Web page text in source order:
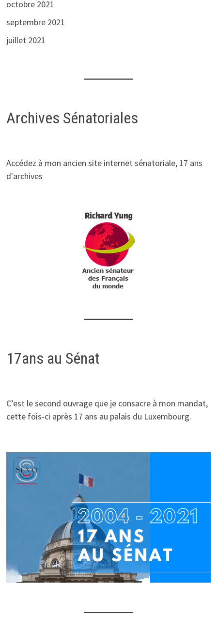
octobre 2021
septembre 2021
juillet 2021
Archives Sénatoriales
Accédez à mon ancien site internet sénatoriale, 17 ans
d'archives
17ans au Sénat
C’est le second ouvrage que je consacre à mon mandat,
cette fois-ci après 17 ans au palais du Luxembourg.